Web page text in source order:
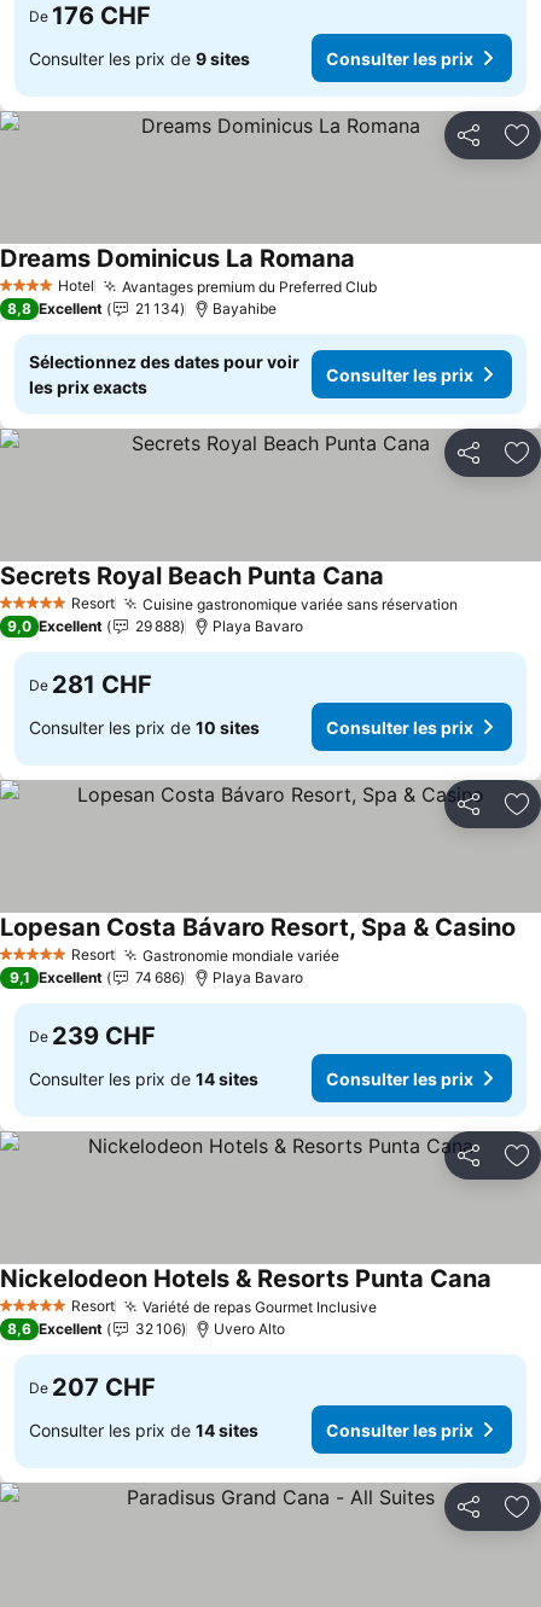
De 176 CHF
Consulter les prix de 9 sites Consulter les prix
Partager
4 Étoiles Hotel Avantages premium du Preferred ClubConsulter les prix
Dreams Dominicus La Romana
8,8 Excellent 21 134 Bayahibe
Sélectionnez des dates pour voir
les prix exacts
Consulter les prix
Partager
5 Étoiles Resort Cuisine gastronomique variée sans réservation
Secrets Royal Beach Punta Cana
9,0 Excellent 29 888 Playa Bavaro
De 281 CHF
Consulter les prix de 10 sites Consulter les prix
Partager
5 Étoiles Resort Gastronomie mondiale variéeConsulter les prix
Lopesan Costa Bávaro Resort, Spa & Casino
9,1 Excellent 74 686 Playa Bavaro
De 239 CHF
Consulter les prix de 14 sites Consulter les prix
Partager
5 Étoiles Resort Variété de repas Gourmet InclusiveConsulter les prix
Nickelodeon Hotels & Resorts Punta Cana
8,6 Excellent 32 106 Uvero Alto
De 207 CHF
Consulter les prix de 14 sites Consulter les prix
Partager